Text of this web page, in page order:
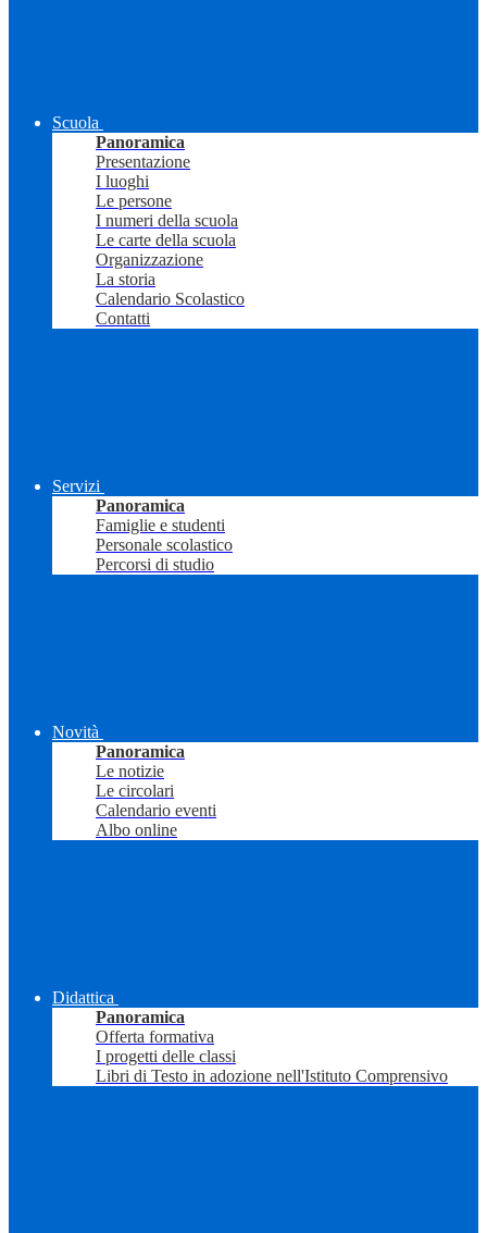
Scuola
Panoramica
Presentazione
I luoghi
Le persone
I numeri della scuola
Le carte della scuola
Organizzazione
La storia
Calendario Scolastico
Contatti
Servizi
Panoramica
Famiglie e studenti
Personale scolastico
Percorsi di studio
Novità
Panoramica
Le notizie
Le circolari
Calendario eventi
Albo online
Didattica
Panoramica
Offerta formativa
I progetti delle classi
Libri di Testo in adozione nell'Istituto Comprensivo